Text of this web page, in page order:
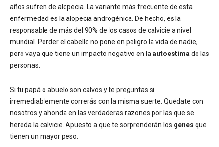
años sufren de alopecia. La variante más frecuente de esta
enfermedad es la alopecia androgénica. De hecho, es la
responsable de más del 90% de los casos de calvicie a nivel
mundial. Perder el cabello no pone en peligro la vida de nadie,
pero vaya que tiene un impacto negativo en la autoestima de las
personas.
Si tu papá o abuelo son calvos y te preguntas si
irremediablemente correrás con la misma suerte. Quédate con
nosotros y ahonda en las verdaderas razones por las que se
hereda la calvicie. Apuesto a que te sorprenderán los genes que
tienen un mayor peso.